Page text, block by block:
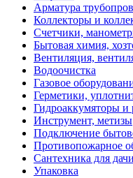
Арматура
Коллекторы и
Счетчики,
Бытовая химия,
Вентиляция,
Водоочистка
Газовое
Герметики,
Гидроаккумяторы и
Инструмент, метизы
Подключение
Противопожарное
Сантехника для дачи
Упаковка